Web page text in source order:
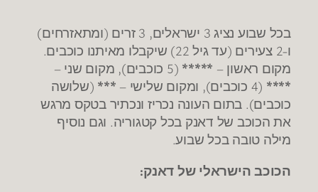
בכל שבוע נציג 3 ישראלים, 3 זרים (ומתאזרחים)
ו-2 צעירים (עד גיל 22) שיקבלו מאיתנו כוכבים.
מקום ראשון – ***** (5 כוכבים), מקום שני –
**** (4 כוכבים), ומקום שלישי – *** (שלושה
כוכבים). בתום העונה נכריז ונכתיר בטקס מרגש
את הכוכב של דאנק בכל קטגוריה. וגם נוסיף
מילה טובה בכל שבוע.
הכוכב הישראלי של דאנק: